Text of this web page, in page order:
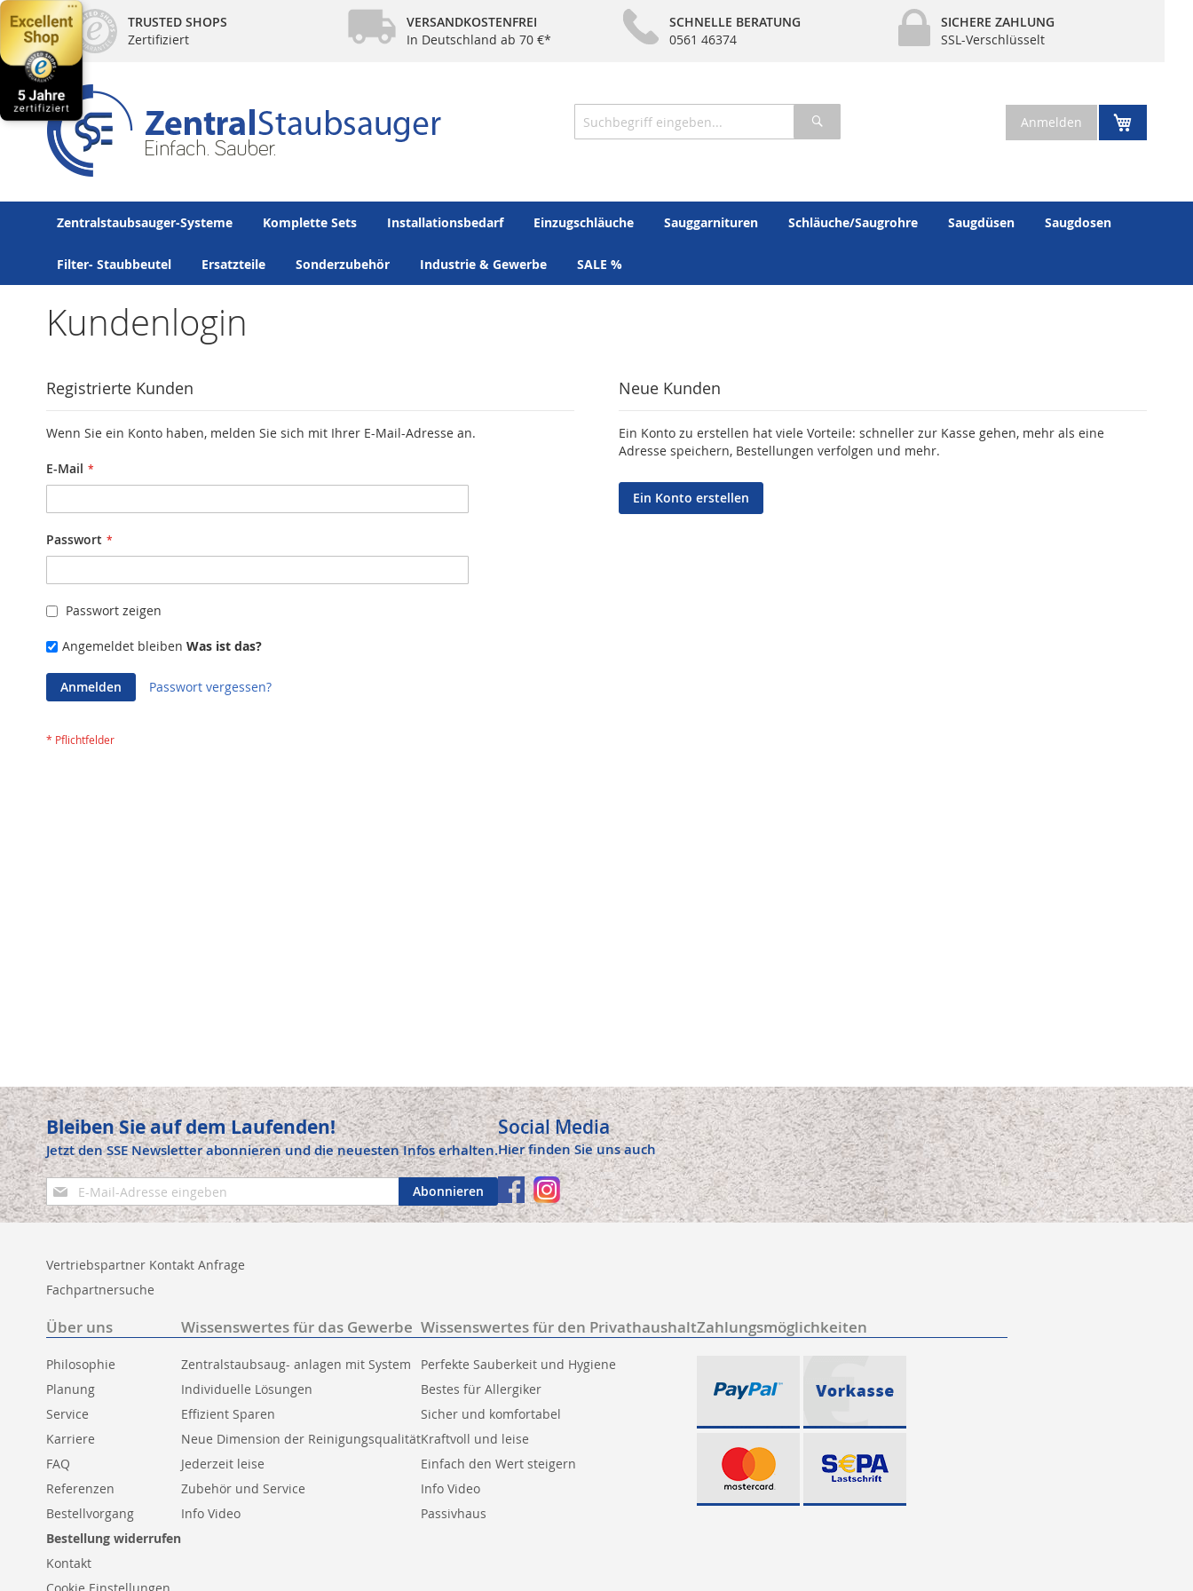
Direkt
zum
Inhalt
TRUSTED SHOPS
Zertifiziert
VERSANDKOSTENFREI
In Deutschland ab 70 €*
SCHNELLE BERATUNG
0561 46374
SICHERE ZAHLUNG
SSL-Verschlüsselt
Anmelden
Suche
Zentralstaubsauger-Systeme Komplette Sets Installationsbedarf Einzugschläuche Sauggarnituren Schläuche/Saugrohre Saugdüsen Saugdosen
Filter- Staubbeutel Ersatzteile Sonderzubehör Industrie & Gewerbe SALE %
Kundenlogin
Registrierte Kunden
Wenn Sie ein Konto haben, melden Sie sich mit Ihrer E-Mail-Adresse an.
E-Mail
Passwort
Passwort zeigen
Angemeldet bleiben Was ist das?
Anmelden Passwort vergessen?
Neue Kunden
Ein Konto zu erstellen hat viele Vorteile: schneller zur Kasse gehen, mehr als eine
Adresse speichern, Bestellungen verfolgen und mehr.
Ein Konto erstellen
Bleiben Sie auf dem Laufenden!
Jetzt den SSE Newsletter abonnieren und die neuesten Infos erhalten.
Anmeldung
zum
Newsletter:
Abonnieren
Social Media
Hier finden Sie uns auch
Vertriebspartner Kontakt Anfrage
Fachpartnersuche
Über uns
Philosophie
Planung
Service
Karriere
FAQ
Referenzen
Bestellvorgang
Bestellung widerrufen
Kontakt
Wissenswertes für das Gewerbe
Zentralstaubsaug- anlagen mit System
Individuelle Lösungen
Effizient Sparen
Neue Dimension der Reinigungsqualität
Jederzeit leise
Zubehör und Service
Info Video
Wissenswertes für den Privathaushalt
Perfekte Sauberkeit und Hygiene
Bestes für Allergiker
Sicher und komfortabel
Kraftvoll und leise
Einfach den Wert steigern
Info Video
Passivhaus
Zahlungsmöglichkeiten